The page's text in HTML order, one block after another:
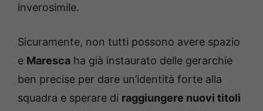
inverosimile.
Sicuramente, non tutti possono avere spazio
e Maresca ha già instaurato delle gerarchie
ben precise per dare un’identità forte alla
squadra e sperare di raggiungere nuovi titoli